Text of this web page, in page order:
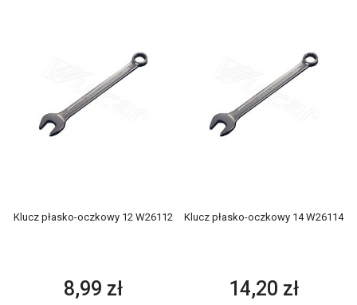
Klucz płasko-oczkowy 12 W26112
8,99 zł
Klucz płasko-oczkowy 14 W26114
14,20 zł